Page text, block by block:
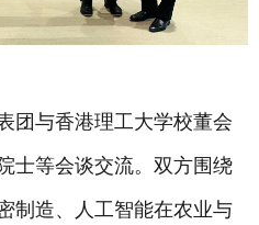
与香港理工大学校董会
士等会谈交流。双方围绕
制造、人工智能在农业与